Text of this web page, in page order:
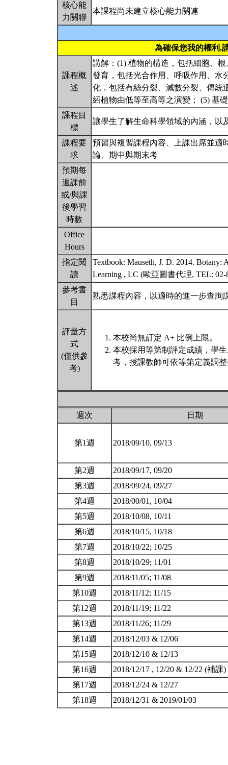
核心能
力關聯
本課程尚未建立核心能力關連
為確保您我的權利,
課程概
述
講解：(1) 植物的構造，包括細胞、
發育，包括光合作用、呼吸作用、水
化，包括有絲分裂、減數分裂、傳統
紹植物由低等至高等之演變； (5) 基
課程目
標
讓學生了解生命科學領域的內涵，以
課程要
求
預習與複習課程內容、上課出席並適
論、期中與期末考
預期每
週課前
或/與課
後學習
時數
Office
Hours
指定閱
讀
Textbook: Mauseth, J. D. 2014. Botany:
Learning , LC (歐亞圖書代理, TEL: 02-
參考書
目
熟悉課程內容，以適時的進一步查
評量方
式
(僅供參
考)
本校尚無訂定 A+ 比例上限。
本校採用等第制評定成績，學
考，授課教師可依等第定義調
週次 日期
第1週 2018/09/10, 09/13
第2週
2018/09/17, 09/20
第3週
2018/09/24, 09/27
第4週
2018/00/01, 10/04
第5週
2018/10/08, 10/11
第6週
2018/10/15, 10/18
第7週
2018/10/22; 10/25
第8週
2018/10/29; 11/01
第9週
2018/11/05; 11/08
第10週
2018/11/12; 11/15
第12週
2018/11/19; 11/22
第13週
2018/11/26; 11/29
第14週
2018/12/03 & 12/06
第15週
2018/12/10 & 12/13
第16週
2018/12/17 , 12/20 & 12/22 (補課)
第17週
2018/12/24 & 12/27
第18週
2018/12/31 & 2019/01/03